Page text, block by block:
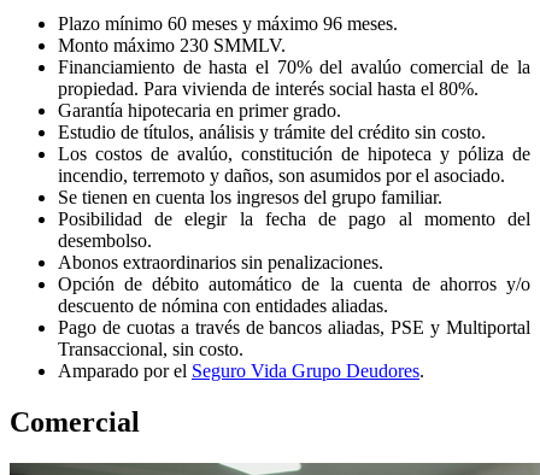
Plazo mínimo 60 meses y máximo 96 meses.
Monto máximo 230 SMMLV.
Financiamiento de hasta el 70% del avalúo comercial de la
propiedad. Para vivienda de interés social hasta el 80%.
Garantía hipotecaria en primer grado.
Estudio de títulos, análisis y trámite del crédito sin costo.
Los costos de avalúo, constitución de hipoteca y póliza de
incendio, terremoto y daños, son asumidos por el asociado.
Se tienen en cuenta los ingresos del grupo familiar.
Posibilidad de elegir la fecha de pago al momento del
desembolso.
Abonos extraordinarios sin penalizaciones.
Opción de débito automático de la cuenta de ahorros y/o
descuento de nómina con entidades aliadas.
Pago de cuotas a través de bancos aliadas, PSE y Multiportal
Transaccional, sin costo.
Amparado por el Seguro Vida Grupo Deudores.
Comercial